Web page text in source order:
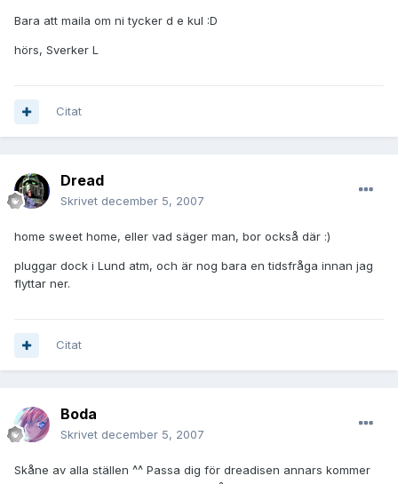
Bara att maila om ni tycker d e kul :D
hörs, Sverker L
Citat
Dread
Skrivet december 5, 2007
home sweet home, eller vad säger man, bor också där :)
pluggar dock i Lund atm, och är nog bara en tidsfråga innan jag
flyttar ner.
Citat
Boda
Skrivet december 5, 2007
Skåne av alla ställen ^^ Passa dig för dreadisen annars kommer